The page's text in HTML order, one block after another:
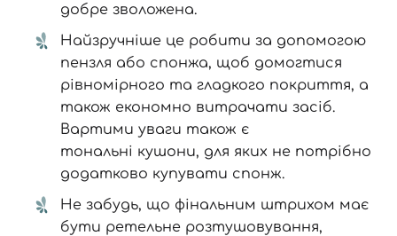
добре зволожена.
Найзручніше це робити за допомогою
пензля або спонжа, щоб домогтися
рівномірного та гладкого покриття, а
також економно витрачати засіб.
Вартими уваги також є
тональні кушони, для яких не потрібно
додатково купувати спонж.
Не забудь, що фінальним штрихом має
бути ретельне розтушовування,